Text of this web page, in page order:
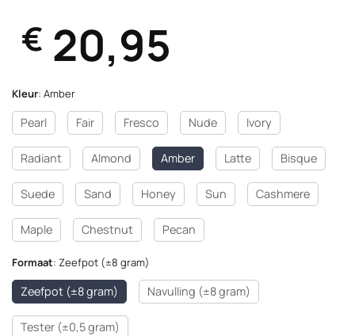
€ 20,95
Kleur: Amber
Pearl Fair Fresco Nude Ivory
Radiant Almond Amber Latte Bisque
Suede Sand Honey Sun Cashmere
Maple Chestnut Pecan
Formaat: Zeefpot (±8 gram)
Zeefpot (±8 gram) Navulling (±8 gram)
Tester (±0,5 gram)